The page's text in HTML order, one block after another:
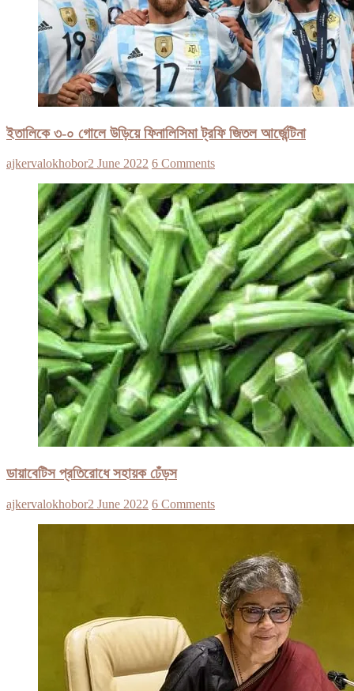
ইতালিকে ৩-০ গোলে উড়িয়ে ফিনালিসিমা ট্রফি জিতল আর্জেন্টিনা
ajkervalokhobor2 June 2022 6 Comments
ডায়াবেটিস প্রতিরোধে সহায়ক ঢেঁড়স
ajkervalokhobor2 June 2022 6 Comments